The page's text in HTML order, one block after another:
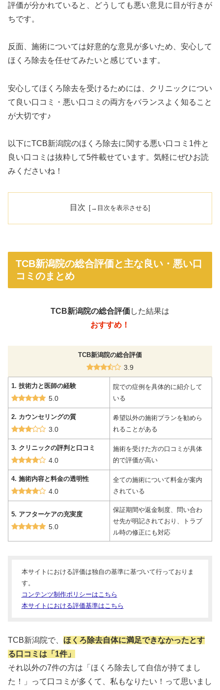
評価が分かれていると、どうしても悪い意見に目が行きが
ちです。
反面、施術については好意的な意見が多いため、安心して
ほくろ除去を任せてみたいと感じています。
安心してほくろ除去を受けるためには、クリニックについ
て良い口コミ・悪い口コミの両方をバランスよく知ること
が大切です♪
以下にTCB新潟院のほくろ除去に関する悪い口コミ1件と
良い口コミは抜粋して5件載せています。気軽にぜひお読
みくださいね！
目次
TCB新潟院の総合評価と主な良い・悪い口
コミのまとめ
TCB新潟院の総合評価した結果は
おすすめ！
TCB新潟院の総合評価
3.9
1. 技術力と医師の経験
5.0
院での症例を具体的に紹介して
いる
2. カウンセリングの質
3.0
希望以外の施術プランを勧めら
れることがある
3. クリニックの評判と口コミ
4.0
施術を受けた方の口コミが具体
的で評価が高い
4. 施術内容と料金の透明性
4.0
全ての施術について料金が案内
されている
5. アフターケアの充実度
5.0
保証期間や返金制度、問い合わ
せ先が明記されており、トラブ
ル時の修正にも対応
本サイトにおける評価は独自の基準に基づいて行っておりま
す。
コンテンツ制作ポリシーはこちら
本サイトにおける評価基準はこちら
TCB新潟院で、 ほくろ除去自体に満足できなかったとす
る口コミは「1件」
それ以外の7件の方は「ほくろ除去して自信が持てまし
た！」って口コミが多くて、私もなりたい！って思いまし